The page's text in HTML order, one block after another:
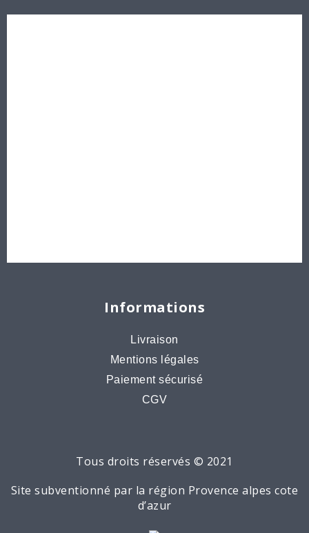
Informations
Livraison
Mentions légales
Paiement sécurisé
CGV
Tous droits réservés © 2021
Site subventionné par la région Provence alpes cote
d’azur